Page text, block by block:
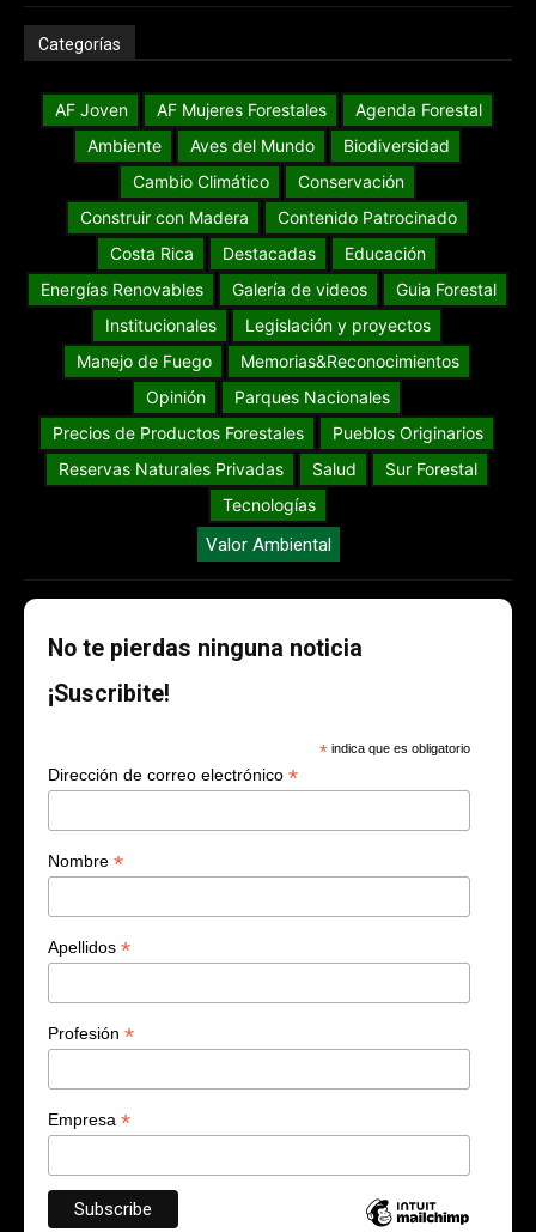
Categorías
AF Joven AF Mujeres Forestales
Agenda Forestal
Ambiente
Aves del Mundo
Biodiversidad
Cambio Climático
Conservación
Construir con Madera
Contenido Patrocinado
Costa Rica
Destacadas
Educación
Energías Renovables
Galería de videos
Guia Forestal
Institucionales
Legislación y proyectos
Manejo de Fuego
Memorias&Reconocimientos
Opinión
Parques Nacionales
Precios de Productos Forestales
Pueblos Originarios
Reservas Naturales Privadas
Salud
Sur Forestal
Tecnologías
Valor Ambiental
No te pierdas ninguna noticia
¡Suscribite!
* indica que es obligatorio
Dirección de correo electrónico *
Nombre *
Apellidos *
Profesión *
Empresa *